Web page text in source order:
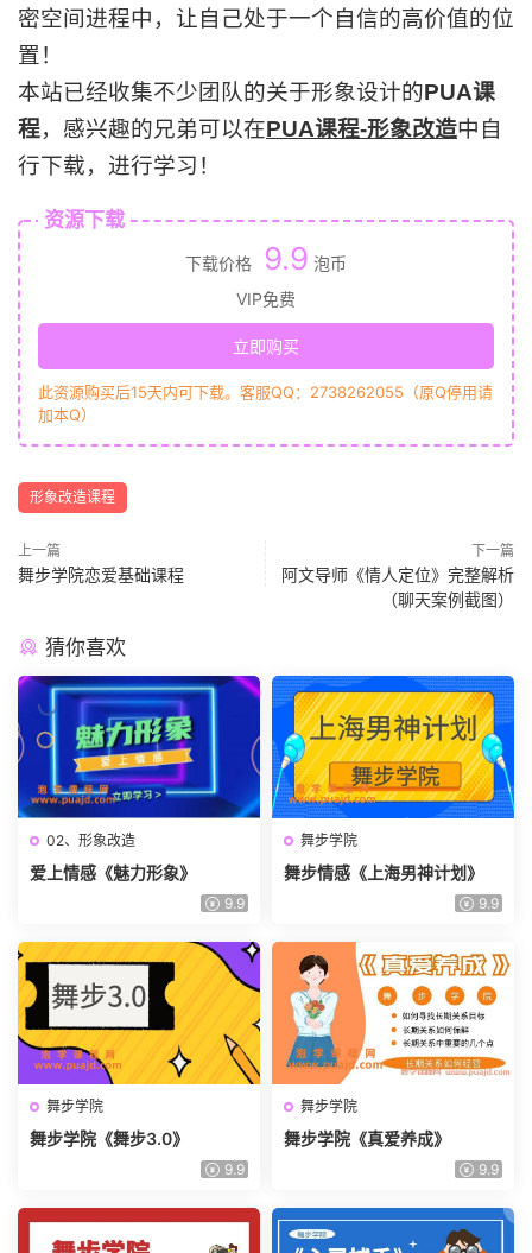
密空间进程中，让自己处于一个自信的高价值的位
置！
本站已经收集不少团队的关于形象设计的PUA课
程，感兴趣的兄弟可以在PUA课程-形象改造中自
行下载，进行学习！
资源下载
下载价格 9.9 泡币
VIP免费
立即购买
此资源购买后15天内可下载。客服QQ：2738262055（原Q停用请
加本Q）
形象改造课程
上一篇
舞步学院恋爱基础课程
下一篇
阿文导师《情人定位》完整解析
（聊天案例截图）
猜你喜欢
02、形象改造
爱上情感《魅力形象》
9.9
舞步学院
舞步情感《上海男神计划》
9.9
舞步学院
舞步学院《舞步3.0》
9.9
舞步学院
舞步学院《真爱养成》
9.9